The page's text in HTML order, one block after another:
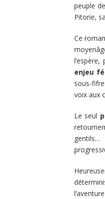
peuple
Pitorie,
Ce
enjeu
sous-
voix aux
Le seul